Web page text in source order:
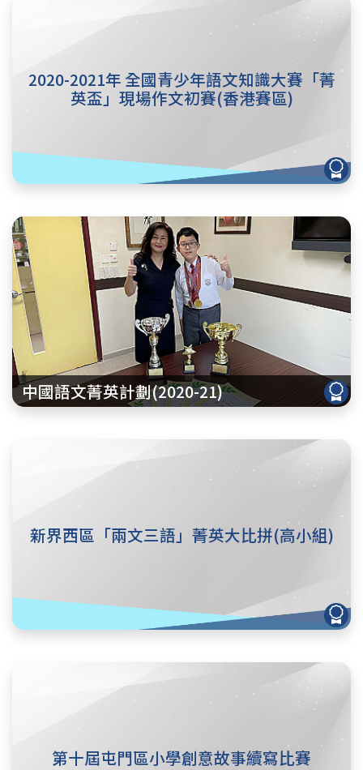
2020-2021年 全國青少年語文知識大賽「菁
英盃」現場作文初賽(香港賽區)
中國語文菁英計劃(2020-21)
新界西區「兩文三語」菁英大比拼(高小組)
第十屆屯門區小學創意故事續寫比賽